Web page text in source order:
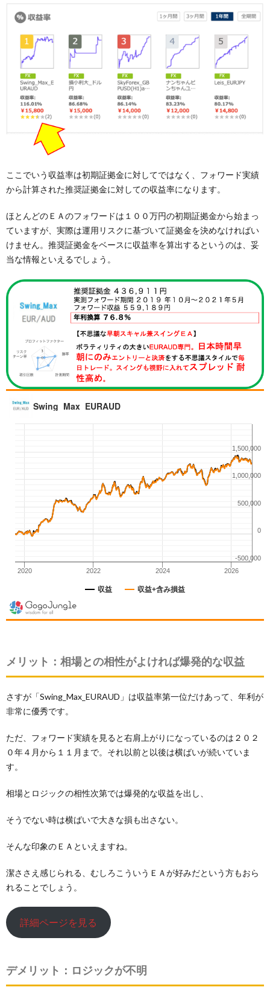
ここでいう収益率は初期証拠金に対してではなく、フォワード実績
から計算された推奨証拠金に対しての収益率になります。
ほとんどのＥＡのフォワードは１００万円の初期証拠金から始まっ
ていますが、実際は運用リスクに基づいて証拠金を決めなければい
けません。推奨証拠金をベースに収益率を算出するというのは、妥
当な情報といえるでしょう。
メリット：相場との相性がよければ爆発的な収益
さすが「Swing_Max_EURAUD」は収益率第一位だけあって、年利が
非常に優秀です。
ただ、フォワード実績を見ると右肩上がりになっているのは２０２
０年４月から１１月まで。それ以前と以後は横ばいが続いていま
す。
相場とロジックの相性次第では爆発的な収益を出し、
そうでない時は横ばいで大きな損も出さない。
そんな印象のＥＡといえますね。
潔ささえ感じられる、むしろこういうＥＡが好みだという方もおら
れることでしょう。
詳細ページを見る
デメリット：ロジックが不明